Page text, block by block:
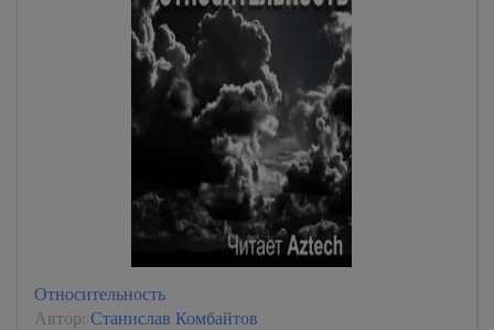
Относительность
Автор: Станислав Комбайтов